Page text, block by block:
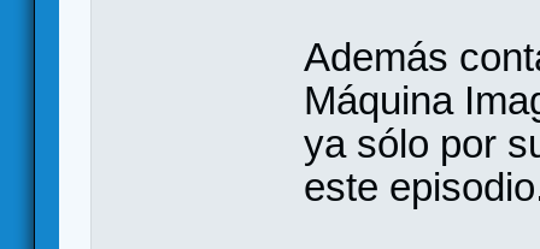
Además
Máquina
ya sólo por
este